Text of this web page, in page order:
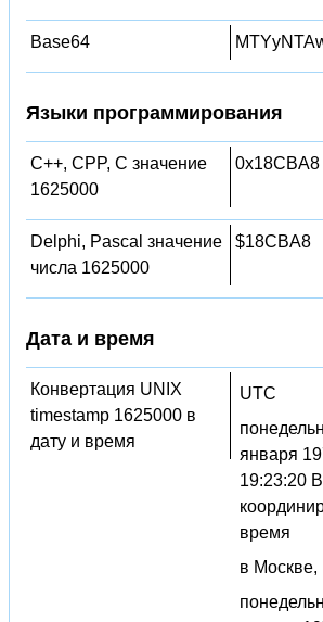
Base64
Языки программирования
C++, CPP, C значение
1625000
0x18CBA8
Delphi, Pascal значение
числа 1625000
$18CBA8
Дата и время
Конвертация UNIX
timestamp 1625000 в
дату и время
UTC
января
19:23:20
время
в Москве,